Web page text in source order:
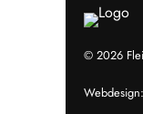
© 2026
Webdesign: